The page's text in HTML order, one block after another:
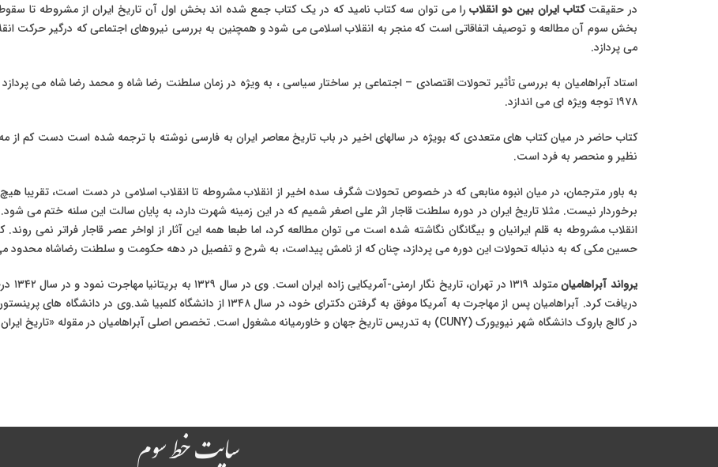
در حقیقتکتاب ایران بین دو انقلابرا می توان سه کتاب نامید که در یک کتاب جمع شده اند بخش اول آن تاریخ ایران از مشروطه
بخش سوم آن مطالعه و توصیف اتفاقاتی است که منجر به انقلاب اسلامی می شود و همچنین به بررسی نیروهای اجتماعی که درگیر حرکت
می پردازد.
۱۹۷۸ توجه ویژه ای می اندازد.
کتاب حاضر در میان کتاب های متعددی که بویژه در سالهای اخیر در باب تاریخ معاصر ایران به فارسی نوشته با ترجمه شده است دست کم
نظیر و منحصر به فرد است.
به باور مترجمان، در میان انبوه منابعی که در خصوص تحولات شگرف سده اخیر از انقلاب مشروطه تا انقلاب اسلامی در دست است، تقریبا
برخوردار نیست. مثلا تاریخ ایران در دوره سلطنت قاجار اثر علی اصغر شمیم که در این زمینه شهرت دارد، به پایان سالت این سلنه ختم می
انقلاب مشروطه به قلم ایرانیان و بیگانگان نگاشته شده است می توان مطالعه کرد، اما طبعا همه این آثار از اواخر عصر قاجار فراتر نمی
حسین مکی که به دنباله تحولات این دوره می پردازد، چنان که از نامش پیداست، به شرح و تفصیل در دهه حکومت و سلطنت رضاشاه محدود
یرواند آبراهامیان
دریافت کرد. آبراهامیان پس از مهاجرت به آمریکا موفق به گرفتن دکترای خود، در سال
در کالج باروک دانشگاه شهر نیویورک (CUNY) به تدریس تاریخ جهان و خاورمیانه مشغول است. تخصص اصلی آبراهامیان در مقوله «تاریخ ایران معاصر» است.